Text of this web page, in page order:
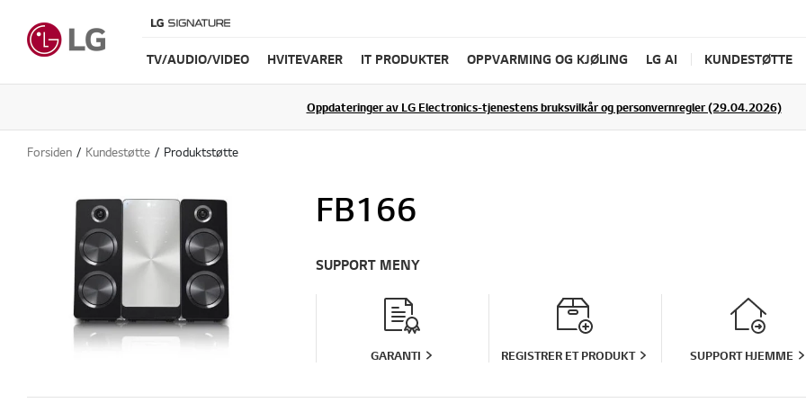
TV/AUDIO/VIDEO HVITEVARER IT PRODUKTER OPPVARMING OG KJØLING LG AI KUNDESTØTTE
Oppdateringer av LG Electronics-tjenestens bruksvilkår og personvernregler (29.04.2026)
Forsiden Kundestøtte Produktstøtte
FB166
SUPPORT MENY
GARANTI REGISTRER ET PRODUKT SUPPORT HJEMME